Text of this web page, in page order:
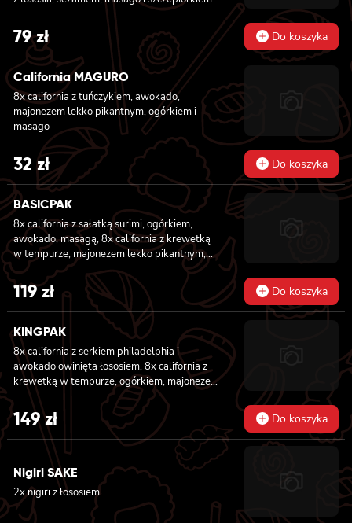
79zł Do koszyka
California MAGURO
8x california z tuńczykiem, awokado,
majonezem lekko pikantnym, ogórkiem i
masago
32zł Do koszyka
BASICPAK
8x california z sałatką surimi, ogórkiem,
awokado, masagą, 8x california z krewetką
w tempurze, majonezem lekko pikantnym,
ogórkiem, sezamem i masago, 6x futomaki z
tuńczykiem, majonezem lekko pikantnym,
awokado, ogórkiem i sałatą, 6x futomaki z
pieczonym łososiem, ogórkiem, majonezem
lekko pikantnym, masago i sałatą, 6x
futomaki z krewetką w tempurze, ogórkiem,
sałatą i majonezem lekko pikantnym, 8x maki
z kanpyo
119zł Do koszyka
KINGPAK
8x california z serkiem philadelphia i
awokado owinięta łososiem, 8x california z
krewetką w tempurze, ogórkiem, majonezem
lekko pikantnym, sezam i masago owinięta
łososiem, 8x california z łososiem, serkiem
philadelphia, ogórkiem, majonezem lekko
pikantnym i sezamem owinięta krewetką, 8x
california z krewetką w tempurze, ogórkiem,
majonezem lekko pikantnym, sosem teriyaki i
sezamem owinięta węgorzem i awokado
149zł Do koszyka
Nigiri SAKE
2x nigiri z łososiem